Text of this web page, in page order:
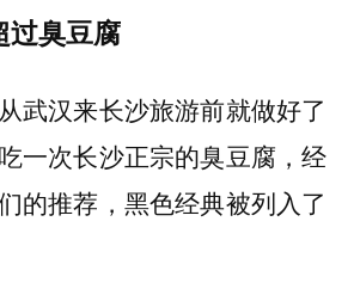
过臭豆腐
武汉来长沙旅游前就做好了
一次长沙正宗的臭豆腐，经
的推荐，黑色经典被列入了